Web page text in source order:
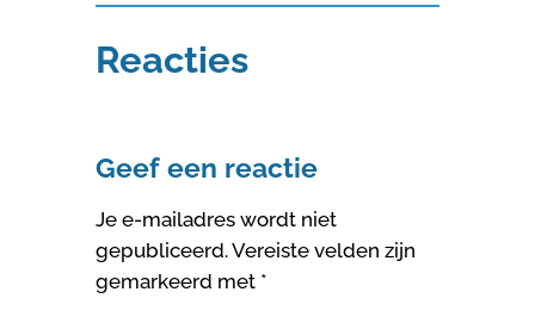
Reacties
Geef een reactie
Je e-mailadres wordt niet
gepubliceerd.Vereiste velden zijn
gemarkeerd met *